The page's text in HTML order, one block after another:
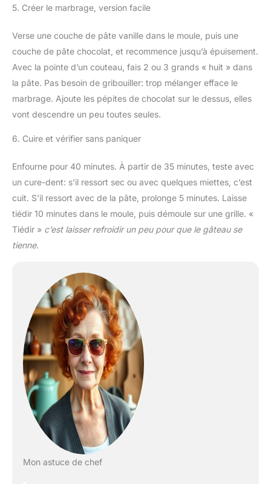
5. Créer le marbrage, version facile
Verse une couche de pâte vanille dans le moule, puis une
couche de pâte chocolat, et recommence jusqu’à épuisement.
Avec la pointe d’un couteau, fais 2 ou 3 grands « huit » dans
la pâte. Pas besoin de gribouiller: trop mélanger efface le
marbrage. Ajoute les pépites de chocolat sur le dessus, elles
vont descendre un peu toutes seules.
6. Cuire et vérifier sans paniquer
Enfourne pour 40 minutes. À partir de 35 minutes, teste avec
un cure-dent: s’il ressort sec ou avec quelques miettes, c’est
cuit. S’il ressort avec de la pâte, prolonge 5 minutes. Laisse
tiédir 10 minutes dans le moule, puis démoule sur une grille. «
Tiédir » c’est laisser refroidir un peu pour que le gâteau se
tienne.
Mon astuce de chef